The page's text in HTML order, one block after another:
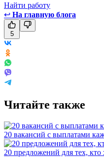
Найти работу
↩ На главную блога
5
Читайте также
20 вакансий с выплатами
20 предложений для тех, кто